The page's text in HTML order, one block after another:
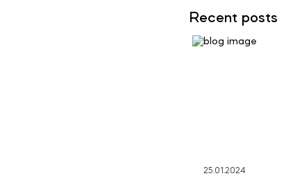
Recent posts
25.01.2024